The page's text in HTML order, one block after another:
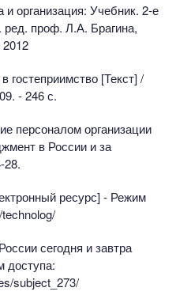
и организация: Учебник. 2-е
проф. Л.А. Брагина,
гостеприимство [Текст] /
- 246 с.
персоналом организации
в России и за
ресурс] - Режим
сегодня и завтра
доступа:
subject_273/